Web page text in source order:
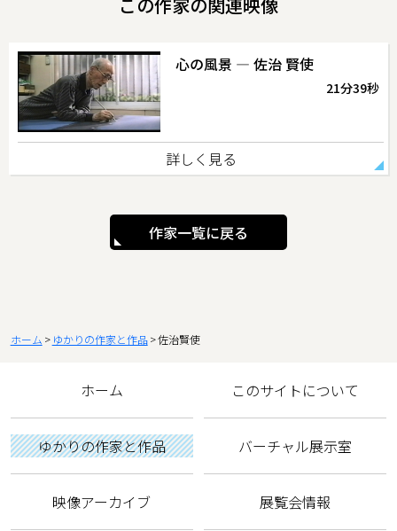
この作家の関連映像
心の風景 ― 佐治 賢使
21分39秒
詳しく見る
作家一覧に戻る
ホーム ゆかりの作家と作品 佐治賢使
ホーム このサイトについて
ゆかりの作家と作品 バーチャル展示室
映像アーカイブ 展覧会情報